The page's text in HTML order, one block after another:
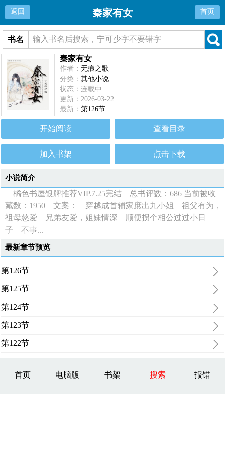
返回 秦家有女 首页
书名
秦家有女
作者：无痕之歌
分类：其他小说
状态：连载中
更新：2026-03-22
最新：第126节
开始阅读 查看目录
加入书架 点击下载
小说简介
橘色书屋银牌推荐VIP.7.25完结 总书评数：686 当前被收
藏数：1950 文案： 穿越成首辅家庶出九小姐 祖父有为，
祖母慈爱 兄弟友爱，姐妹情深 顺便拐个相公过过小日
子 不事...
最新章节预览
第126节
第125节
第124节
第123节
第122节
首页 电脑版 书架 搜索 报错